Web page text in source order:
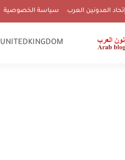
إتحاد المدونين العرب سياسة الخصوصية
UNITEDKINGDOM